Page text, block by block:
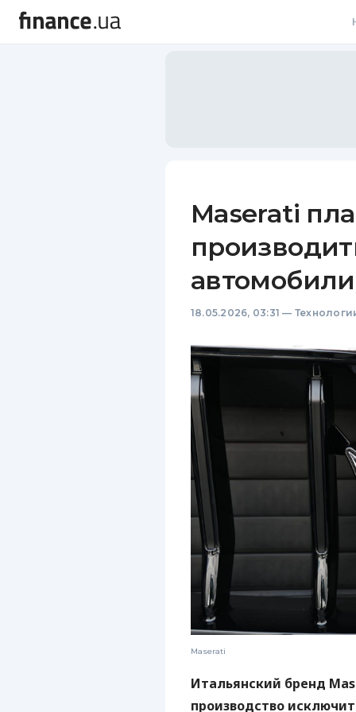
Maserati
18.05.2026, 03:31 —
Maserati
Итальянский бренд
производство